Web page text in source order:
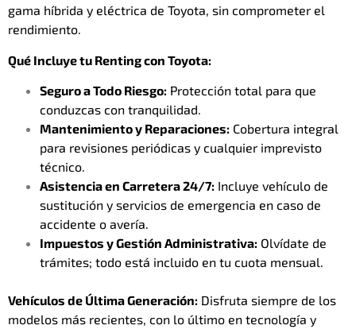
gama híbrida y eléctrica de Toyota, sin comprometer el
rendimiento.
Qué Incluye tu Renting con Toyota:
Seguro a Todo Riesgo: Protección total para que
conduzcas con tranquilidad.
Mantenimiento y Reparaciones: Cobertura integral
para revisiones periódicas y cualquier imprevisto
técnico.
Asistencia en Carretera 24/7: Incluye vehículo de
sustitución y servicios de emergencia en caso de
accidente o avería.
Impuestos y Gestión Administrativa: Olvídate de
trámites; todo está incluido en tu cuota mensual.
Vehículos de Última Generación: Disfruta siempre de los
modelos más recientes, con lo último en tecnología y